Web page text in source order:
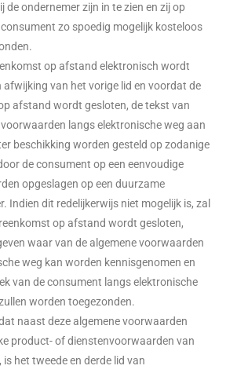
de ondernemer zijn in te zien en zij op
zo spoedig mogelijk kosteloos
op afstand elektronisch wordt
afwijking van het vorige lid en voordat de
afstand wordt gesloten, de tekst van
langs elektronische weg aan
beschikking worden gesteld op zodanige
de consument op een eenvoudige
opgeslagen op een duurzame
Indien dit redelijkerwijs niet mogelijk is, zal
op afstand wordt gesloten,
waar van de algemene voorwaarden
weg kan worden kennisgenomen en
van de consument langs elektronische
worden toegezonden.
naast deze algemene voorwaarden
product- of dienstenvoorwaarden van
het tweede en derde lid van